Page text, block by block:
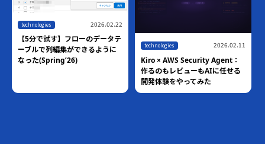
technologies 2026.02.22
【5分で試す】フローのデータテ
ーブルで列編集ができるように
なった(Spring’26)
technologies 2026.02.11
Kiro × AWS Security Agent：
作るのもレビューもAIに任せる
開発体験をやってみた